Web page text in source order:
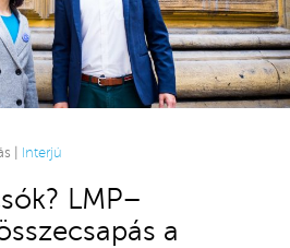
| Interjú
LMP–
a